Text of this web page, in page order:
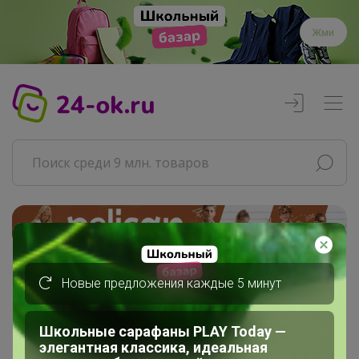
Жми
Реклама
Главная
Совместные покупки
Центры раздач 24-ok.ru
Новые предложения каждые 5 минут
Школьные сарафаны PLAY Today —
элегантная классика, идеальная